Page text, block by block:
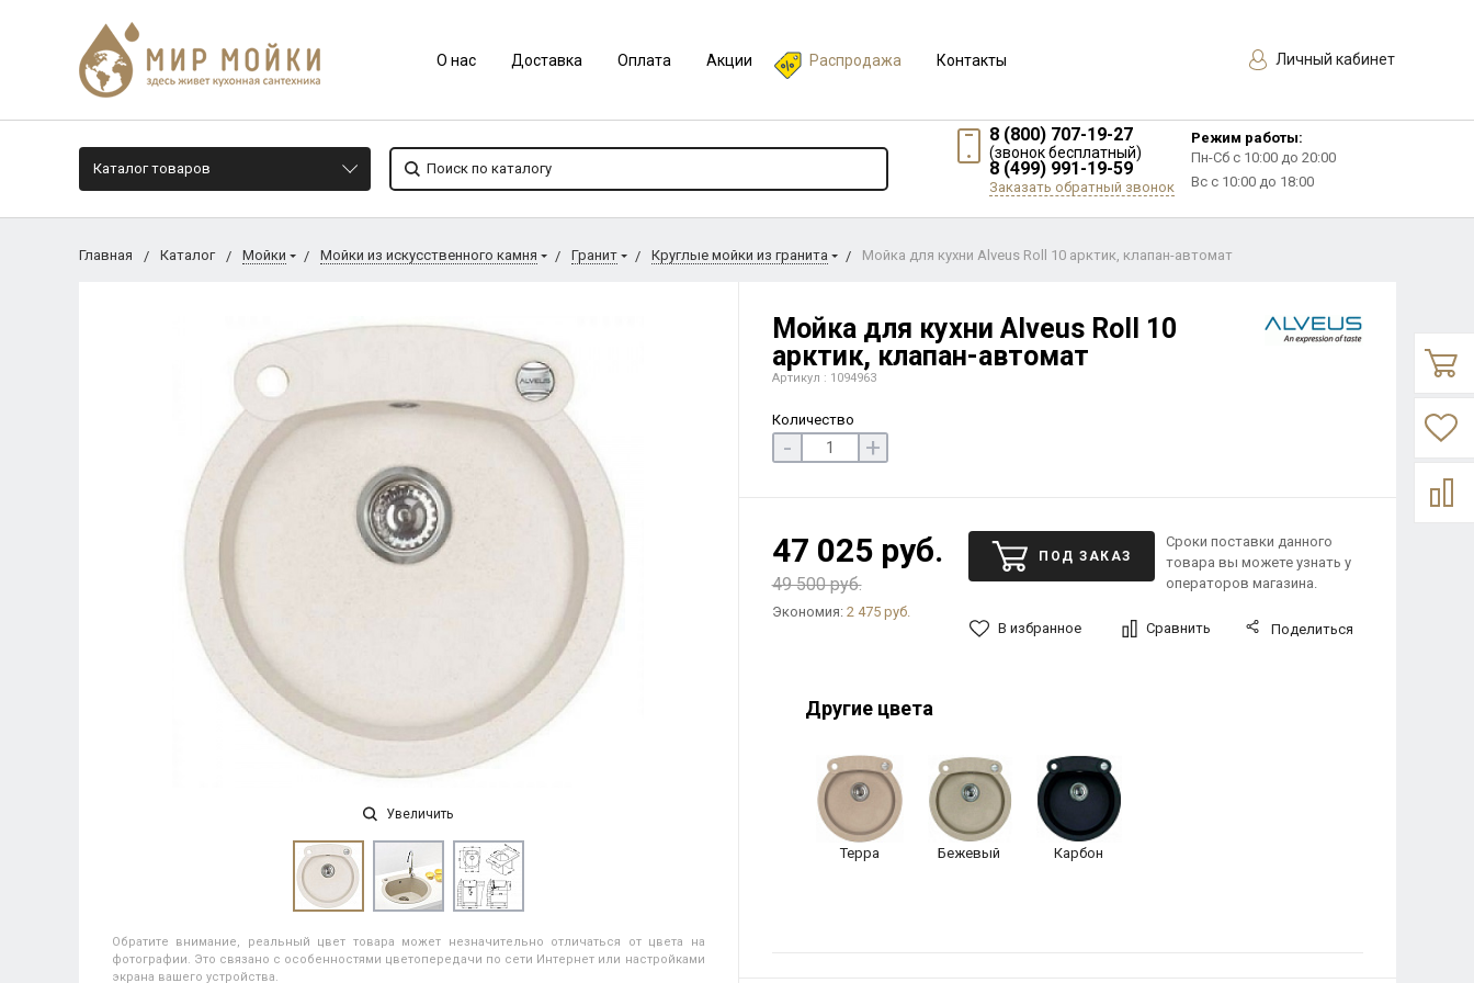
О нас Доставка Оплата Акции Распродажа Контакты Личный кабинет
Каталог товаров
8 (800) 707-19-27
(звонок бесплатный)
8 (499) 991-19-59
Заказать обратный звонок
Режим работы:
Пн-Сб с 10:00 до 20:00
Вс с 10:00 до 18:00
Главная Каталог Мойки Мойки из искусственного камня Гранит Круглые мойки из гранита Мойка для кухни Alveus Roll 10 арктик, клапан-автомат
Увеличить
Обратите внимание, реальный цвет товара может незначительно отличаться от цвета на
фотографии. Это связано с особенностями цветопередачи по сети Интернет или настройками
экрана вашего устройства.
Мойка для кухни Alveus Roll 10
арктик, клапан-автомат
Артикул : 1094963
Количество
- +
47 025 руб.
49 500 руб.
Экономия: 2 475 руб.
ПОД ЗАКАЗ
Сроки поставки данного
товара вы можете узнать у
операторов магазина.
В избранное Сравнить Поделиться
Другие цвета
Терра Бежевый Карбон